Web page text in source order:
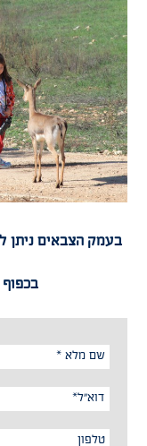
בעמק הצבאים ניתן
בכפוף